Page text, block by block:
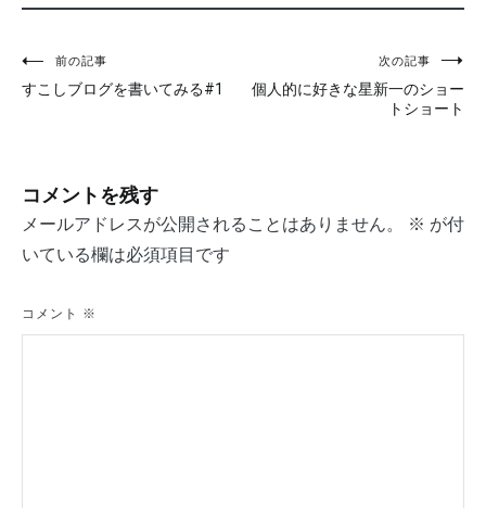
投
稿
ビ
ゲ
ー
シ
ョ
前の記事
すこしブログを書いてみる#1
次の記事
個人的に好きな星新一のショー
トショート
コメントを残す
メールアドレスが公開されることはありません。 ※ が付
いている欄は必須項目です
コメント ※